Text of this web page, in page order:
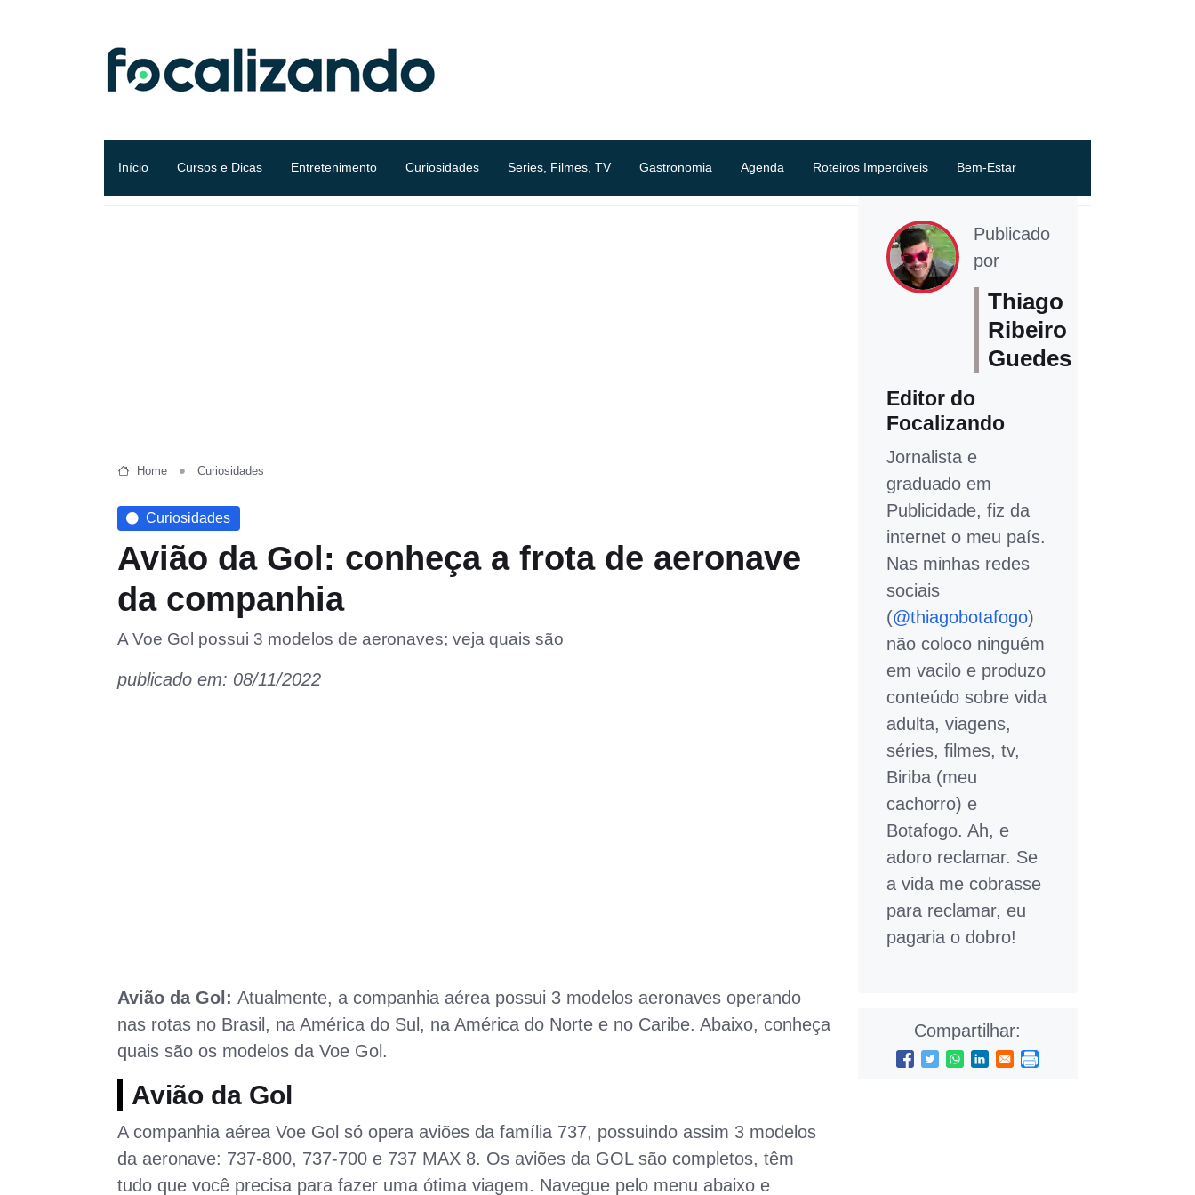
Início Cursos e Dicas Entretenimento Curiosidades Series, Filmes, TV Gastronomia Agenda Roteiros Imperdiveis Bem-Estar
Home Curiosidades
Curiosidades
Avião da Gol: conheça a frota de aeronave
da companhia
A Voe Gol possui 3 modelos de aeronaves; veja quais são
publicado em: 08/11/2022
Avião da Gol: Atualmente, a companhia aérea possui 3 modelos aeronaves operando
nas rotas no Brasil, na América do Sul, na América do Norte e no Caribe. Abaixo, conheça
quais são os modelos da Voe Gol.
Avião da Gol
A companhia aérea Voe Gol só opera aviões da família 737, possuindo assim 3 modelos
da aeronave: 737-800, 737-700 e 737 MAX 8. Os aviões da GOL são completos, têm
tudo que você precisa para fazer uma ótima viagem. Navegue pelo menu abaixo e
Publicado
por
Thiago
Ribeiro
Guedes
Editor do
Focalizando
Jornalista e
graduado em
Publicidade, fiz da
internet o meu país.
Nas minhas redes
sociais
(@thiagobotafogo)
não coloco ninguém
em vacilo e produzo
conteúdo sobre vida
adulta, viagens,
séries, filmes, tv,
Biriba (meu
cachorro) e
Botafogo. Ah, e
adoro reclamar. Se
a vida me cobrasse
para reclamar, eu
pagaria o dobro!
Compartilhar: